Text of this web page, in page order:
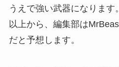
うえで強い武器になります。
以上から、編集部は
だと予想します。